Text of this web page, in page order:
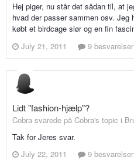
Hej piger, nu står det sådan til, at
hvad der passer sammen osv. Jeg
købt et birdcage slør og en fin
July 21, 2011
9 besvarelser
Lidt "fashion-hjælp"?
Cobra svarede på Cobra's topic i
Tak for Jeres svar.
July 22, 2011
9 besvarelser